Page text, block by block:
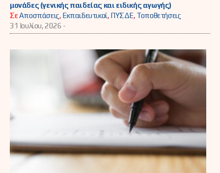
μονάδες (γενικής παιδείας και ειδικής αγωγής)
ΣεΑποσπάσεις, Εκπαιδευτικοί, ΠΥΣΔΕ, Τοποθετήσεις
31 Ιουλίου, 2026 -